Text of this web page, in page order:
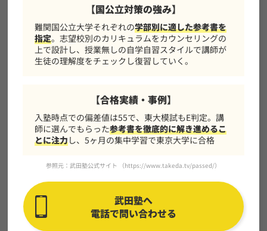
【国公立対策の強み】
難関国公立大学それぞれの学部別に適した参考書を
指定。志望校別のカリキュラムをカウンセリングの
上で設計し、授業無しの自学自習スタイルで講師が
生徒の理解度をチェックし復習していく。
【合格実績・事例】
入塾時点での偏差値は55で、東大模試もE判定。講
師に選んでもらった参考書を徹底的に解き進めるこ
とに注力し、5ヶ月の集中学習で東京大学に合格
参照元：武田塾公式サイト （https://www.takeda.tv/passed/）
武田塾へ
電話で問い合わせる